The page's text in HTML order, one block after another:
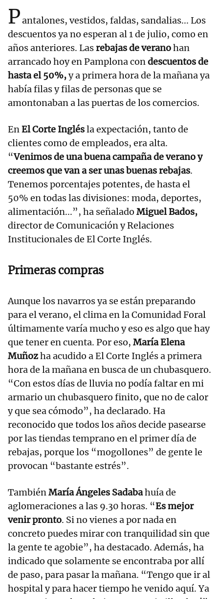
Pantalones, vestidos, faldas, sandalias... Los
descuentos ya no esperan al 1 de julio, como en
años anteriores. Lasrebajas de veranohan
arrancado hoy en Pamplona condescuentos de
hasta el 50%,y a primera hora de la mañana ya
había filas y filas de personas que se
amontonaban a las puertas de los comercios.
EnEl Corte Inglésla expectación, tanto de
clientes como de empleados, era alta.
“Venimos de una buena campaña de verano y
creemos que van a ser unas buenas rebajas.
Tenemos porcentajes potentes, de hasta el
50% en todas las divisiones: moda, deportes,
alimentación...”, ha señalado Miguel Bados,
director de Comunicación y Relaciones
Institucionales de El Corte Inglés.
Primeras compras
Aunque los navarros ya se están preparando
para el verano, el clima en la Comunidad Foral
últimamente varía mucho y eso es algo que hay
que tener en cuenta. Por eso, María Elena
Muñozha acudido a El Corte Inglés a primera
hora de la mañana en busca de un chubasquero.
“Con estos días de lluvia no podía faltar en mi
armario un chubasquero finito, que no de calor
y que sea cómodo”, ha declarado. Ha
reconocido que todos los años decide pasearse
por las tiendas temprano en el primer día de
rebajas, porque los “mogollones” de gente le
provocan “bastante estrés”.
TambiénMaría Ángeles Sadabahuía de
aglomeraciones a las 9.30 horas. “Es mejor
venir pronto. Si no vienes a por nada en
concreto puedes mirar con tranquilidad sin que
la gente te agobie”, ha destacado. Además, ha
indicado que solamente se encontraba por allí
de paso, para pasar la mañana. “Tengo que ir al
hospital y para hacer tiempo he venido aquí. Ya